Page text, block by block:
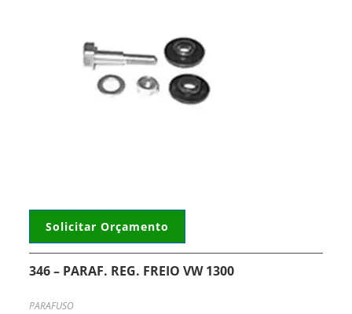
Solicitar Orçamento
346 – PARAF. REG. FREIO VW 1300
PARAFUSO